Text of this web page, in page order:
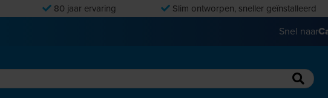
80 jaar ervaring Slim ontworpen, sneller geïnstalleerd
Snel naar